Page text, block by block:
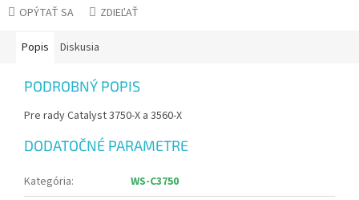
OPÝTAŤ SA ZDIEĽAŤ
Popis Diskusia
PODROBNÝ POPIS
Pre rady Catalyst 3750-X a 3560-X
DODATOČNÉ PARAMETRE
Kategória:
WS-C3750